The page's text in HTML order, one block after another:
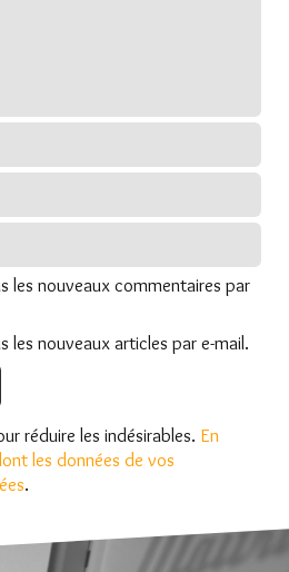
les nouveaux commentaires par
les nouveaux articles par e-mail.
réduire les indésirables. En
les données de vos
.